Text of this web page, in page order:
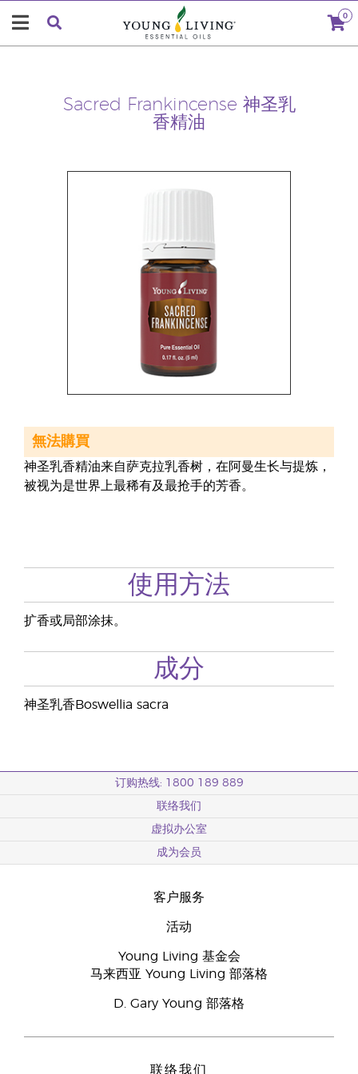
0
Sacred Frankincense 神圣乳
香精油
神圣乳香精油来自萨克拉乳香树，在阿曼生长与提炼，
被视为是世界上最稀有及最抢手的芳香。
無法購買
使用方法
扩香或局部涂抹。
成分
神圣乳香Boswellia sacra
订购热线: 1800 189 889
联络我们
虚拟办公室
成为会员
客户服务
活动
Young Living 基金会
马来西亚 Young Living 部落格
D. Gary Young 部落格
联络我们